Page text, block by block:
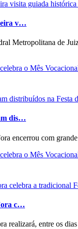
v…
Metropolitana de
o Mês
dis…
encerrou com
o Mês
c…
realizará, entre os